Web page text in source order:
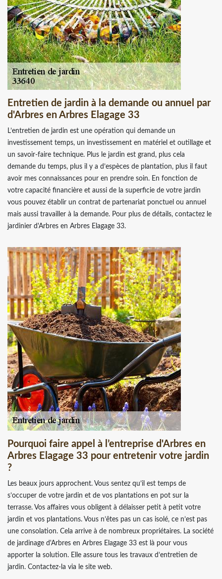
Entretien de jardin à la demande ou annuel par
d'Arbres en Arbres Elagage 33
L’entretien de jardin est une opération qui demande un
investissement temps, un investissement en matériel et outillage et
un savoir-faire technique. Plus le jardin est grand, plus cela
demande du temps, plus il y a d’espèces de plantation, plus il faut
avoir mes connaissances pour en prendre soin. En fonction de
votre capacité financière et aussi de la superficie de votre jardin
vous pouvez établir un contrat de partenariat ponctuel ou annuel
mais aussi travailler à la demande. Pour plus de détails, contactez le
jardinier d'Arbres en Arbres Elagage 33.
Pourquoi faire appel à l’entreprise d'Arbres en
Arbres Elagage 33 pour entretenir votre jardin
?
Les beaux jours approchent. Vous sentez qu’il est temps de
s’occuper de votre jardin et de vos plantations en pot sur la
terrasse. Vos affaires vous obligent à délaisser petit à petit votre
jardin et vos plantations. Vous n’êtes pas un cas isolé, ce n’est pas
une consolation. Cela arrive à de nombreux propriétaires. La société
de jardinage d'Arbres en Arbres Elagage 33 est là pour vous
apporter la solution. Elle assure tous les travaux d’entretien de
jardin. Contactez-la via le site web.